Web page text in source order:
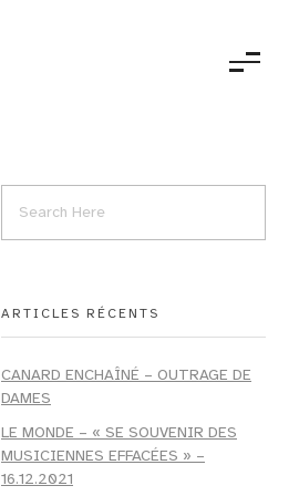
ARTICLES RÉCENTS
CANARD ENCHAÎNÉ – OUTRAGE DE
DAMES
LE MONDE – « SE SOUVENIR DES
MUSICIENNES EFFACÉES » –
16.12.2021